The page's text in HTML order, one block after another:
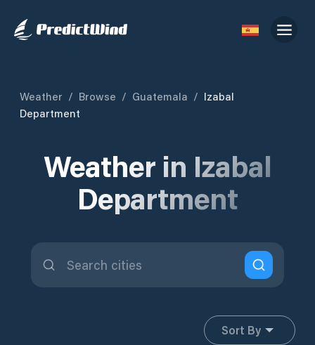
Weather / Browse / Guatemala / Izabal
Department
Weather in Izabal
Department
Sort By